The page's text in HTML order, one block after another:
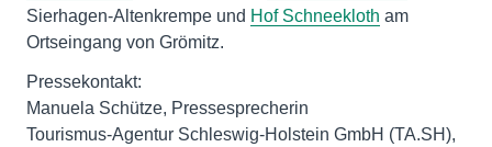
Sierhagen-Altenkrempe und Hof Schneekloth am
Ortseingang von Grömitz.
Pressekontakt:
Manuela Schütze, Pressesprecherin
Tourismus-Agentur Schleswig-Holstein GmbH (TA.SH),